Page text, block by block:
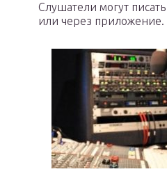
Слушатели могут
или через приложение.